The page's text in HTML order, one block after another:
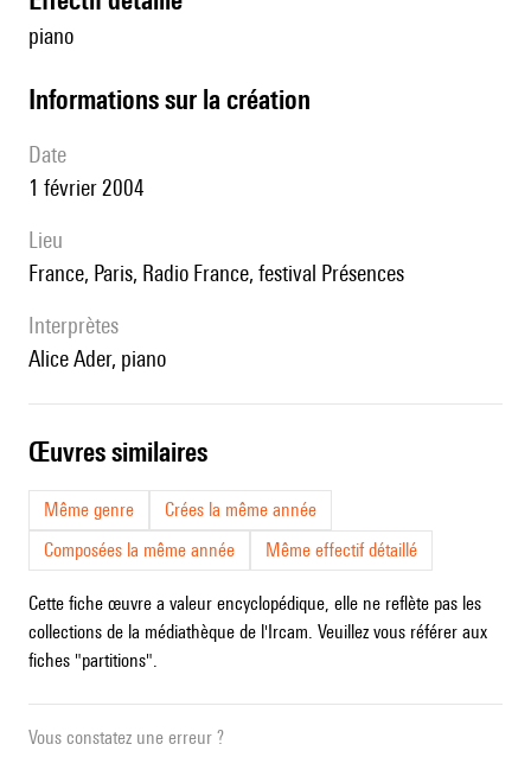
piano
informations sur la création
date
1 février 2004
lieu
France, Paris, Radio France, festival Présences
interprètes
Alice Ader, piano
œuvres similaires
Même genre
Crées la même année
Composées la même année
Même effectif détaillé
Cette fiche œuvre a valeur encyclopédique, elle ne reflète pas les
collections de la médiathèque de l'Ircam. Veuillez vous référer aux
fiches "partitions".
Vous constatez une erreur ?